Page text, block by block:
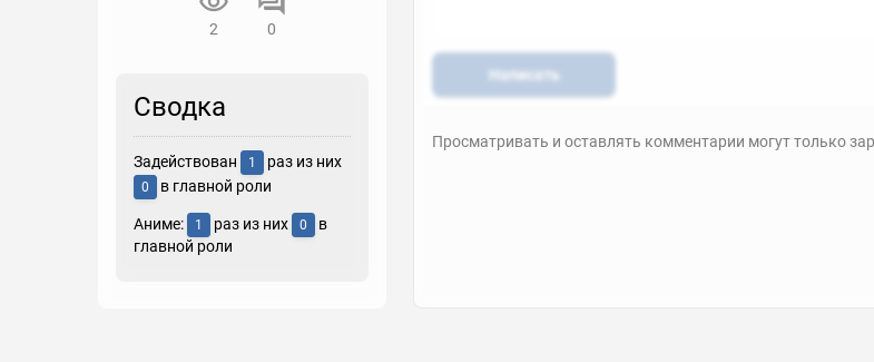
2 0
Сводка
Задействован 1 раз из них
0 в главной роли
Аниме: 1 раз из них 0
в
главной роли
Написать
Просматривать и оставлять комментарии могут только